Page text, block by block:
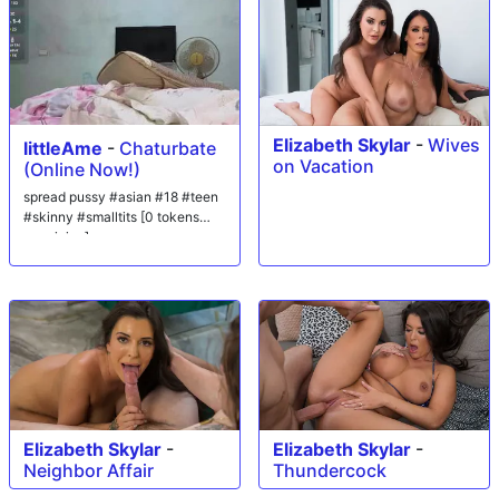
littleAme - Chaturbate
(Online Now!)
spread pussy #asian #18 #teen
#skinny #smalltits [0 tokens
remaining]
Elizabeth Skylar - Wives
on Vacation
Elizabeth Skylar -
Neighbor Affair
Elizabeth Skylar -
Thundercock